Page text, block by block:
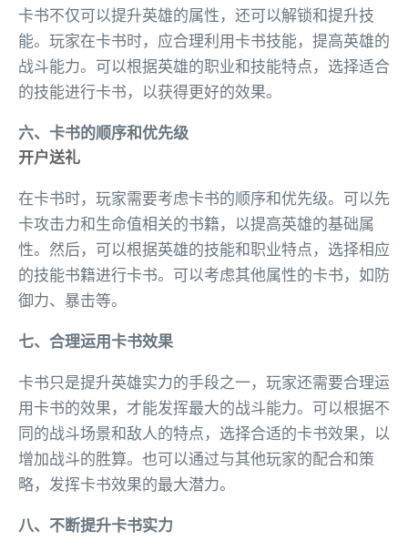
卡书不仅可以提升英雄的属性，还可以解锁和提升技
能。玩家在卡书时，应合理利用卡书技能，提高英雄的
战斗能力。可以根据英雄的职业和技能特点，选择适合
的技能进行卡书，以获得更好的效果。
六、卡书的顺序和优先级
开户送礼
在卡书时，玩家需要考虑卡书的顺序和优先级。可以先
卡攻击力和生命值相关的书籍，以提高英雄的基础属
性。然后，可以根据英雄的技能和职业特点，选择相应
的技能书籍进行卡书。可以考虑其他属性的卡书，如防
御力、暴击等。
七、合理运用卡书效果
卡书只是提升英雄实力的手段之一，玩家还需要合理运
用卡书的效果，才能发挥最大的战斗能力。可以根据不
同的战斗场景和敌人的特点，选择合适的卡书效果，以
增加战斗的胜算。也可以通过与其他玩家的配合和策
略，发挥卡书效果的最大潜力。
八、不断提升卡书实力